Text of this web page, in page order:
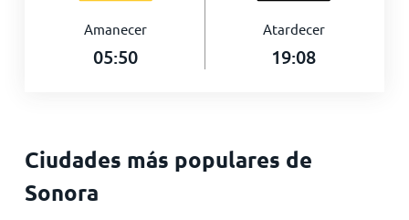
Amanecer
05:50
Atardecer
19:08
Ciudades más populares de
Sonora